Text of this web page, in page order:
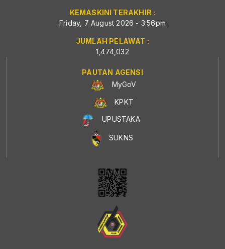
KEMASKINI TERAKHIR :
Friday, 7 August 2026 - 3:56pm
JUMLAH PELAWAT :
1,474,032
PAUTAN AGENSI
MyGoV
KPKT
UPUSTAKA
SUKNS